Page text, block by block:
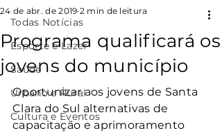
Todas Notícias
Esporte e Lazer
Saúde
Urbano e Rural
Cultura e Eventos
Programa qualificará os
jovens do município
24 de abr. de 2019 2 min de leitura
Oportunizar aos jovens de Santa
Clara do Sul alternativas de
capacitação e aprimoramento